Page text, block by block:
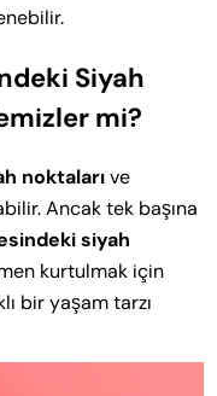
Siyah
mi?
noktalarıve
Ancak tek başına
siyah
kurtulmak için
bir yaşam tarzı